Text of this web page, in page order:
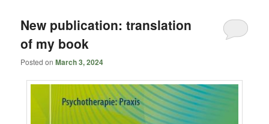
New publication: translation
of my book
Posted onMarch 3, 2024